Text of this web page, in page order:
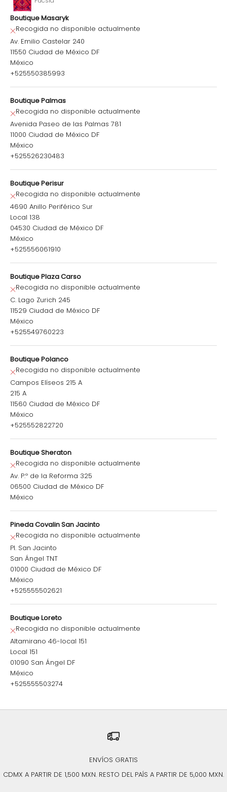
Boutique Masaryk
Recogida no disponible actualmente
Av. Emilio Castelar 240
11550 Ciudad de México DF
México
+525550385993
Boutique Palmas
Recogida no disponible actualmente
Avenida Paseo de las Palmas 781
11000 Ciudad de México DF
México
+525526230483
Boutique Perisur
Recogida no disponible actualmente
4690 Anillo Periférico Sur
Local 138
04530 Ciudad de México DF
México
+525556061910
Boutique Plaza Carso
Recogida no disponible actualmente
C. Lago Zurich 245
11529 Ciudad de México DF
México
+525549760223
Boutique Polanco
Recogida no disponible actualmente
Campos Elíseos 215 A
215 A
11560 Ciudad de México DF
México
+525552822720
Boutique Sheraton
Recogida no disponible actualmente
Av. P.º de la Reforma 325
06500 Ciudad de México DF
México
Pineda Covalin San Jacinto
Recogida no disponible actualmente
Pl. San Jacinto
San Ángel TNT
01000 Ciudad de México DF
México
+525555502621
Boutique Loreto
Recogida no disponible actualmente
Altamirano 46-local 151
Local 151
01090 San Ángel DF
México
+525555503274
ENVÍOS GRATIS
CDMX A PARTIR DE 1,500 MXN. RESTO DEL PAÍS A PARTIR DE 5,000 MXN.